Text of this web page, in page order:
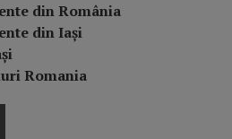
din România
din Iași
Romania